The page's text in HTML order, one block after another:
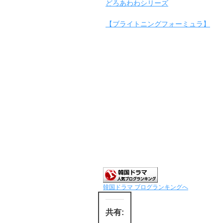
どろあわわシリーズ
【ブライトニングフォーミュラ】
韓国ドラマ ブログランキングへ
共有: